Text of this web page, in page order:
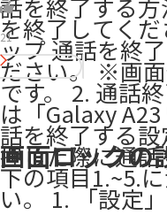
を終了してく
ップ 通話を終
ださい。 ※画面
です。 2. 通話
は「Galaxy
話を終了する
押した際に通
下の項目1.~5.
い。 1. 「設定
21
画面ロックの